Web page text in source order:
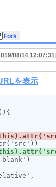
08/14 12:07:31]